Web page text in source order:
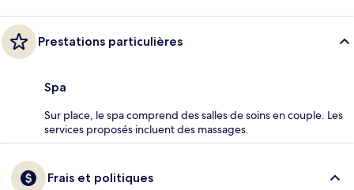
Prestations particulières
Spa
Sur place, le spa comprend des salles de soins en couple. Les
services proposés incluent des massages.
Frais et politiques